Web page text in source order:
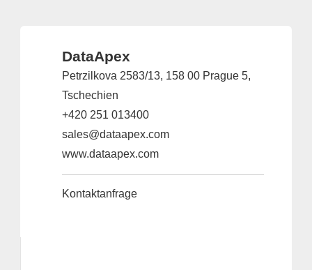
DataApex
Petrzilkova 2583/13, 158 00 Prague 5,
Tschechien
+420 251 013400
sales@dataapex.com
www.dataapex.com
Kontaktanfrage